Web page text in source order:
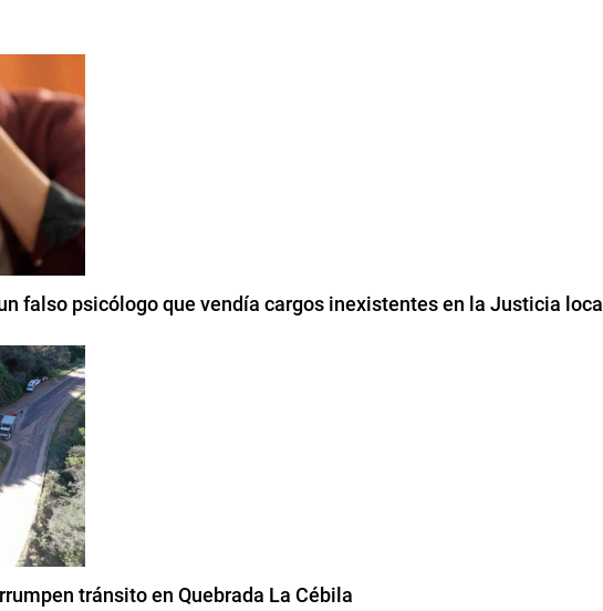
falso psicólogo que vendía cargos inexistentes en la Justicia local
tránsito en Quebrada La Cébila